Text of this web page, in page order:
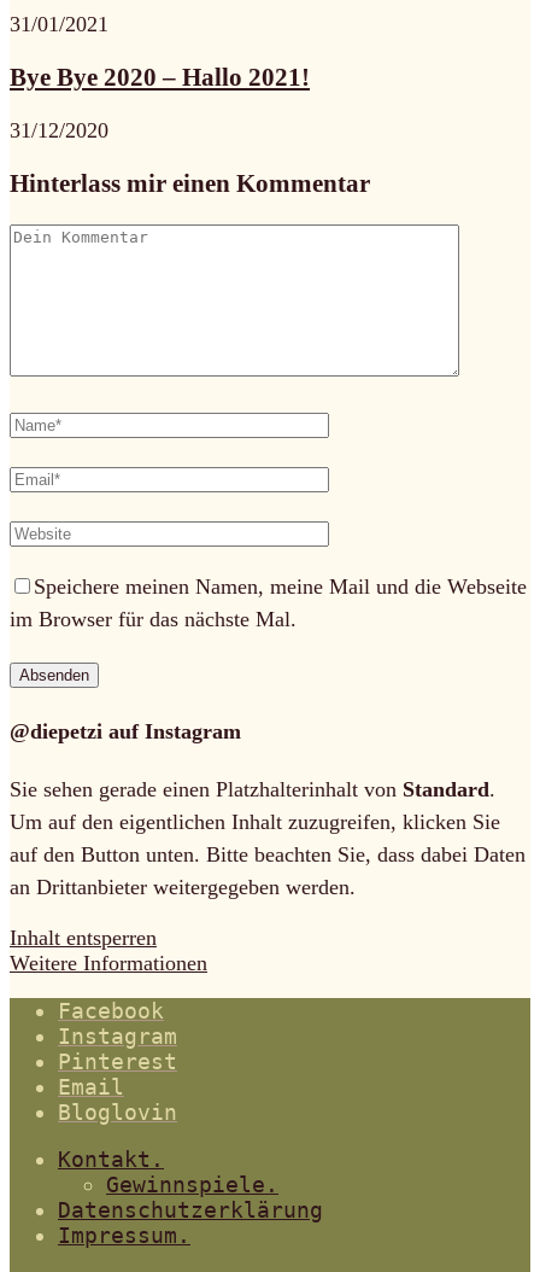
31/01/2021
Bye Bye 2020 – Hallo 2021!
31/12/2020
Hinterlass mir einen Kommentar
Speichere meinen Namen, meine Mail und die Webseite
im Browser für das nächste Mal.
@diepetzi auf Instagram
Sie sehen gerade einen Platzhalterinhalt von Standard.
Um auf den eigentlichen Inhalt zuzugreifen, klicken Sie
auf den Button unten. Bitte beachten Sie, dass dabei Daten
an Drittanbieter weitergegeben werden.
Inhalt entsperren
Weitere Informationen
Facebook
Instagram
Pinterest
Email
Bloglovin
Kontakt.
Gewinnspiele.
Datenschutzerklärung
Impressum.